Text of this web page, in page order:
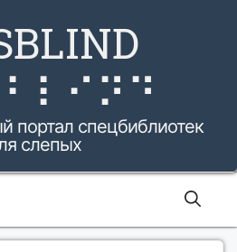
портал спецбиблиотек
слепых